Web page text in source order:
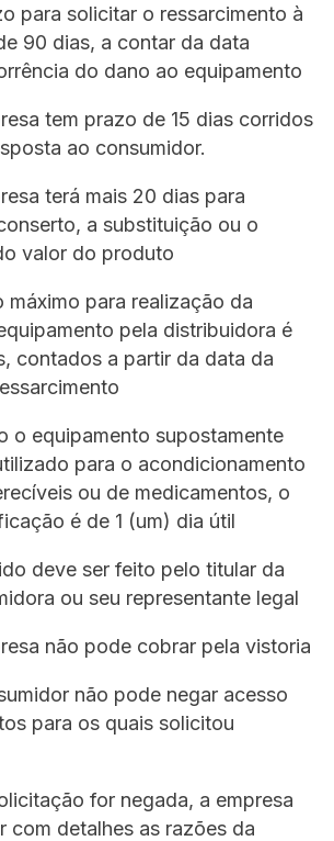
solicitar o ressarcimento à
90 dias, a contar da data
do dano ao equipamento
prazo de 15 dias corridos
ao consumidor.
mais 20 dias para
a substituição ou o
valor do produto
para realização da
pela distribuidora é
contados a partir da data da
supostamente
para o acondicionamento
ou de medicamentos, o
é de 1 (um) dia útil
ser feito pelo titular da
ou seu representante legal
pode cobrar pela vistoria
não pode negar acesso
para os quais solicitou
for negada, a empresa
com detalhes as razões da